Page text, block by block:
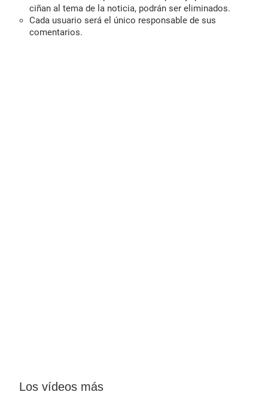
ciñan al tema de la noticia, podrán ser eliminados.
Cada usuario será el único responsable de sus
comentarios.
Los vídeos más